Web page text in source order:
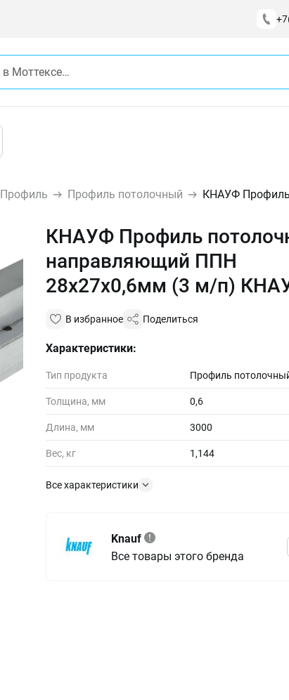
Профиль Профиль потолочный КНАУФ
КНАУФ Профиль
направляющий ППН
28х27х0,6мм (3 м/п)
В избранное Поделиться
Характеристики:
Тип продукта Профиль
Толщина, мм 0,6
Длина, мм 3000
Вес, кг 1,144
Все характеристики
Knauf
Все товары этого бренда